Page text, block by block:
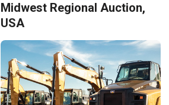
Midwest Regional Auction,
USA